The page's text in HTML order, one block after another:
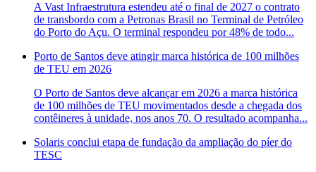
A Vast Infraestrutura estendeu até o final de 2027 o contrato
de transbordo com a Petronas Brasil no Terminal de Petróleo
do Porto do Açu. O terminal respondeu por 48% de todo...
Porto de Santos deve atingir marca histórica de 100 milhões
de TEU em 2026
O Porto de Santos deve alcançar em 2026 a marca histórica
de 100 milhões de TEU movimentados desde a chegada dos
contêineres à unidade, nos anos 70. O resultado acompanha...
Solaris conclui etapa de fundação da ampliação do píer do
TESC